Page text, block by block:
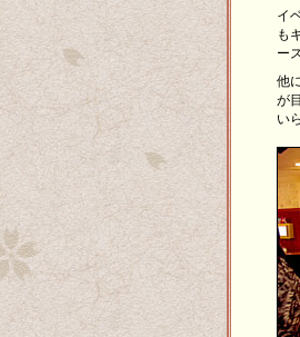
イ
も
ー
他
が
い